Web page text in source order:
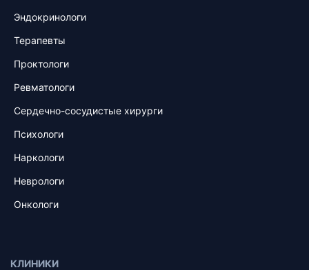
Эндокринологи
Терапевты
Проктологи
Ревматологи
Сердечно-сосудистые хирурги
Психологи
Наркологи
Неврологи
Онкологи
КЛИНИКИ